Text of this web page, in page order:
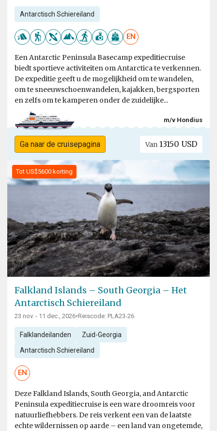
Antarctisch Schiereiland
EN
Een Antarctic Peninsula Basecamp expeditiecruise
biedt sportieve activiteiten om Antarctica te verkennen.
De expeditie geeft u de mogelijkheid om te wandelen,
om te sneeuwschoenwandelen, kajakken, bergsporten
en zelfs om te kamperen onder de zuidelijke...
m/v Hondius
Ga naar de cruisepagina Van 13150 USD
Tot US$5600 korting
Falkland Islands – South Georgia – Het
Antarctisch Schiereiland
23 nov. - 11 dec., 2026•Reiscode: PLA23-26
Falklandeilanden Zuid-Georgia
Antarctisch Schiereiland
EN
Deze Falkland Islands, South Georgia, and Antarctic
Peninsula expeditiecruise is een ware droomreis voor
natuurliefhebbers. De reis verkent een van de laatste
echte wildernissen op aarde – een land van ongetemde,